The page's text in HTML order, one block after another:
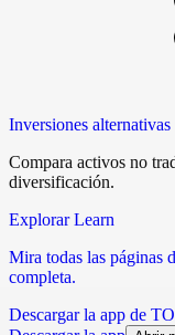
Inversiones alternativas
Compara activos no
diversificación.
Explorar Learn
Mira todas las páginas
completa.
Descargar la app de